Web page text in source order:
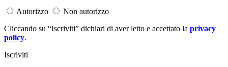
Autorizzo
Non autorizzo
Cliccando su “Iscriviti” dichiari di aver letto e accettato la privacy
policy.
Iscriviti